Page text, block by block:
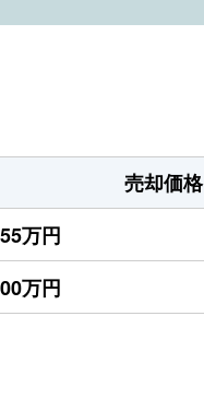
売却価格
万円
万円